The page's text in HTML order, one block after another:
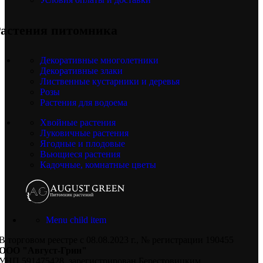
питомника
Декоративные многолетники
Декоративные злаки
Лиственные кустарники и деревья
Розы
Растения для водоема
Хвойные растения
Луковичные растения
Ягодные и плодовые
Вьющиеся растения
Кадочные, комнатные цветы
Menu child item
торговом реестре с 08.08.2023 г., № регистрации 190455
"Август-Грин"
591475428, зарегистрирован Берестовицким